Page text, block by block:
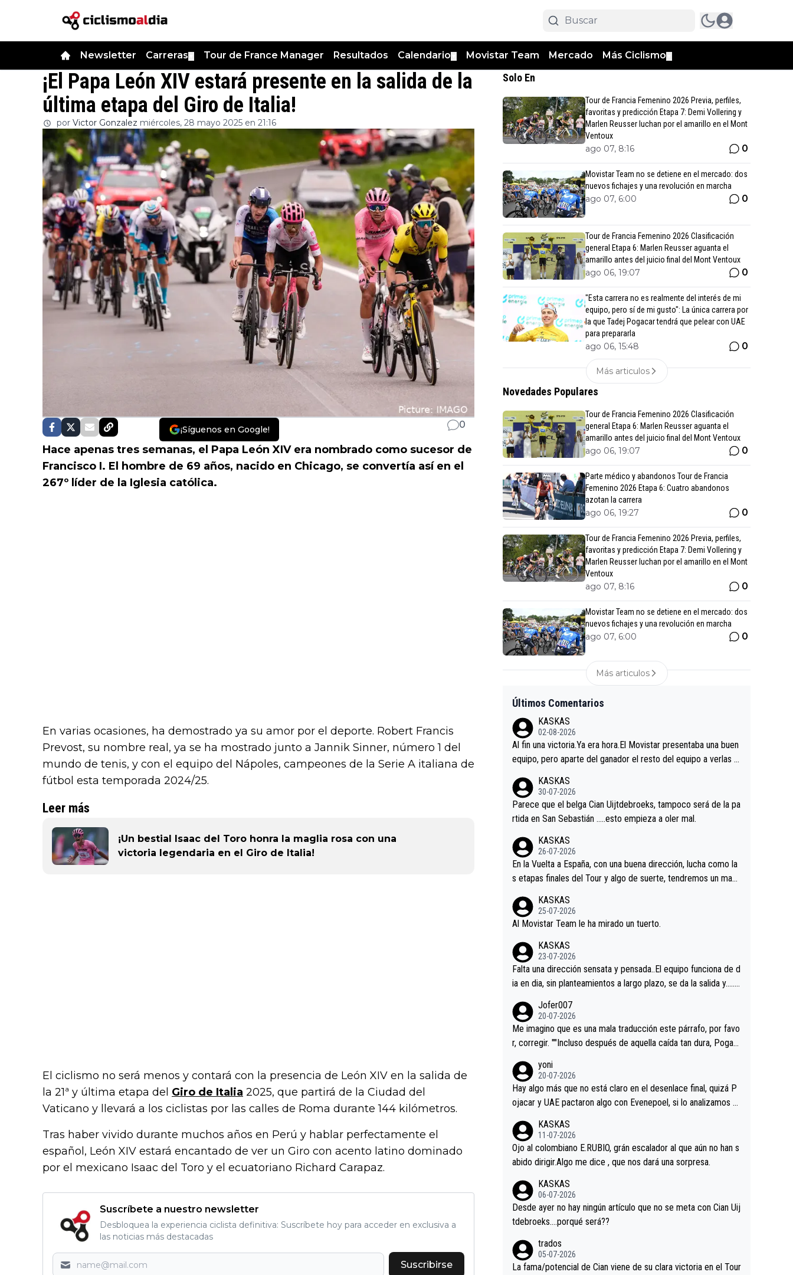
Newsletter Carreras Tour de France Manager Resultados Calendario Movistar Team Mercado Más Ciclismo
¡El Papa León XIV estará presente en la salida de la
última etapa del Giro de Italia!
por Victor Gonzalez miércoles, 28 mayo 2025 en 21:16
¡Síguenos en Google! 0
Hace apenas tres semanas, el Papa León XIV era nombrado como sucesor de
Francisco I. El hombre de 69 años, nacido en Chicago, se convertía así en el
267º líder de la Iglesia católica.
En varias ocasiones, ha demostrado ya su amor por el deporte. Robert Francis
Prevost, su nombre real, ya se ha mostrado junto a Jannik Sinner, número 1 del
mundo de tenis, y con el equipo del Nápoles, campeones de la Serie A italiana de
fútbol esta temporada 2024/25.
Leer más
¡Un bestial Isaac del Toro honra la maglia rosa con una
victoria legendaria en el Giro de Italia!
El ciclismo no será menos y contará con la presencia de León XIV en la salida de
la 21ª y última etapa del Giro de Italia 2025, que partirá de la Ciudad del
Vaticano y llevará a los ciclistas por las calles de Roma durante 144 kilómetros.
Tras haber vivido durante muchos años en Perú y hablar perfectamente el
español, León XIV estará encantado de ver un Giro con acento latino dominado
por el mexicano Isaac del Toro y el ecuatoriano Richard Carapaz.
Suscríbete a nuestro newsletter
Desbloquea la experiencia ciclista definitiva: Suscríbete hoy para acceder en exclusiva a
las noticias más destacadas
Suscribirse
Solo En
Tour de Francia Femenino 2026 Previa, perfiles,
favoritas y predicción Etapa 7: Demi Vollering y
Marlen Reusser luchan por el amarillo en el Mont
Ventoux
ago 07, 8:16 0
Movistar Team no se detiene en el mercado: dos
nuevos fichajes y una revolución en marcha
ago 07, 6:00 0
Tour de Francia Femenino 2026 Clasificación
general Etapa 6: Marlen Reusser aguanta el
amarillo antes del juicio final del Mont Ventoux
ago 06, 19:07 0
"Esta carrera no es realmente del interés de mi
equipo, pero sí de mi gusto": La única carrera por
la que Tadej Pogacar tendrá que pelear con UAE
para prepararla
ago 06, 15:48 0
Más articulos
Novedades Populares
Tour de Francia Femenino 2026 Clasificación
general Etapa 6: Marlen Reusser aguanta el
amarillo antes del juicio final del Mont Ventoux
ago 06, 19:07 0
Parte médico y abandonos Tour de Francia
Femenino 2026 Etapa 6: Cuatro abandonos
azotan la carrera
ago 06, 19:27 0
Tour de Francia Femenino 2026 Previa, perfiles,
favoritas y predicción Etapa 7: Demi Vollering y
Marlen Reusser luchan por el amarillo en el Mont
Ventoux
ago 07, 8:16 0
Movistar Team no se detiene en el mercado: dos
nuevos fichajes y una revolución en marcha
ago 07, 6:00 0
Más articulos
Últimos Comentarios
KASKAS
02-08-2026
Al fin una victoria.Ya era hora.El Movistar presentaba una buen
equipo, pero aparte del ganador el resto del equipo a verlas v
es.La única buena noticia es la mejoría de Enric Más en San S
ebastian.Si en la Vuelta a Burgos sigue la mejoría, podríamos t
ener alguna sorpresa en la Vuelta.Ojalá.
KASKAS
30-07-2026
Parece que el belga Cian Uijtdebroeks, tampoco será de la pa
rtida en San Sebastián …..esto empieza a oler mal.
KASKAS
26-07-2026
En la Vuelta a España, con una buena dirección, lucha como la
s etapas finales del Tour y algo de suerte, tendremos un magn
KASKAS
25-07-2026
Al Movistar Team le ha mirado un tuerto.
KASKAS
23-07-2026
Falta una dirección sensata y pensada..El equipo funciona de d
ia en dia, sin planteamientos a largo plazo, se da la salida y…..v
a, Minguez, Velez etc etc.Me da pena vivir estos momentos t
an tristes sin victorias.
Jofer007
20-07-2026
Me imagino que es una mala traducción este párrafo, por favo
r, corregir. ""Incluso después de aquella caída tan dura, Pogac
rd permaneció pegado a su rueda. Parecía increíble la forma
en la que era capaz de controlar el miedo", recordó."
yoni
20-07-2026
Hay algo más que no está claro en el desenlace final, quizá P
ojacar y UAE pactaron algo con Evenepoel, si lo analizamos P
casi sin pedalear, luego está el saludo con Evenepoel dándose
la mano de una manera muy fraternal, más allá de los típicos t
oques en el hombro con que saludaba a Vingegard. Ahí hubo u
o aprieta, a ver si por querer poner a Del Toro con calzador e
n posición de podio UAE y Pojacar se van complicar el tour.
KASKAS
11-07-2026
Ojo al colombiano E.RUBIO, grán escalador al que aún no han s
abido dirigir.Algo me dice , que nos dará una sorpresa.
KASKAS
06-07-2026
Desde ayer no hay ningún artículo que no se meta con Cian Uij
tdebroeks….porqué será??
trados
05-07-2026
La fama/potencial de Cian viene de su clara victoria en el Tour